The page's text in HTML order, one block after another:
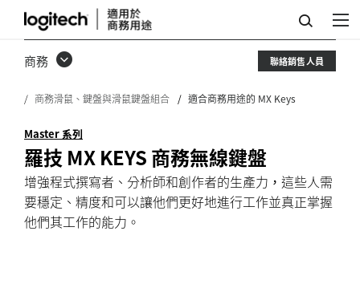
適
合
商
務
用
途
的
MX
商務 聯絡銷售人員
商務滑鼠、鍵盤與滑鼠鍵盤組合 適合商務用途的 MX Keys
Master 系列
羅技 MX KEYS 商務無線鍵盤
增強程式撰寫者、分析師和創作者的生產力，這些人需
要穩定、精度和可以讓他們更好地進行工作並真正掌握
他們其工作的能力。